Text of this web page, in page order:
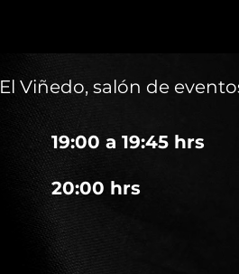
El Viñedo, salón de
19:00 a 19:45 hrs
20:00 hrs